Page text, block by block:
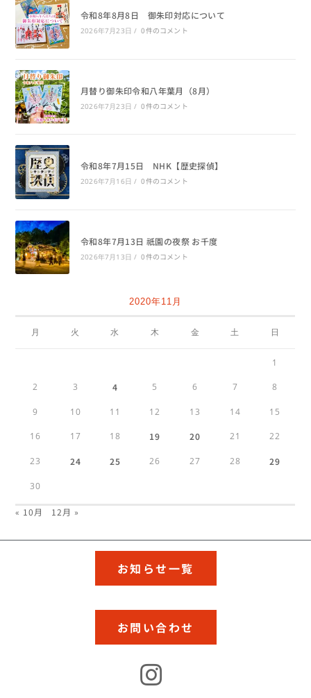
令和8年8月8日 御朱印対応について
2026年7月23日 / 0件のコメント
月替り御朱印令和八年葉月（8月）
2026年7月23日 / 0件のコメント
令和8年7月15日 NHK【歴史探偵】
2026年7月16日 / 0件のコメント
令和8年7月13日 祇園の夜祭 お千度
2026年7月13日 / 0件のコメント
2020年11月
月 火 水 木 金 土 日
1
2 3 4 5 6 7 8
9 10 11 12 13 14 15
16 17 18 19 20 21 22
23 24 25 26 27 28 29
30
« 10月 12月 »
お知らせ一覧
お問い合わせ